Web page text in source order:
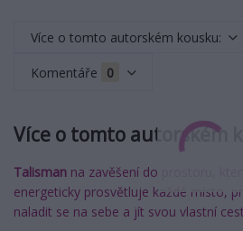
Více o tomto autorském kousku:
Komentáře 0
Více o tomto autorském
Talisman na zavěšení do prostoru,
energeticky prosvětluje každé místo,
naladit se na sebe a jít svou vlastní